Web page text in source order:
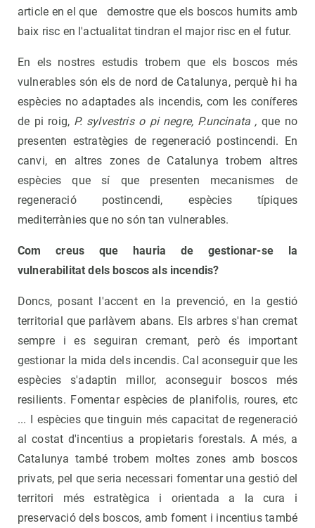
article en el que demostre que els boscos humits amb
baix risc en l'actualitat tindran el major risc en el futur.
En els nostres estudis trobem que els boscos més
vulnerables són els de nord de Catalunya, perquè hi ha
espècies no adaptades als incendis, com les coníferes
de pi roig, P. sylvestris o pi negre, P.uncinata , que no
presenten estratègies de regeneració postincendi. En
canvi, en altres zones de Catalunya trobem altres
espècies que sí que presenten mecanismes de
regeneració postincendi, espècies típiques
mediterrànies que no són tan vulnerables.
Com creus que hauria de gestionar-se la
vulnerabilitat dels boscos als incendis?
Doncs, posant l'accent en la prevenció, en la gestió
territorial que parlàvem abans. Els arbres s'han cremat
sempre i es seguiran cremant, però és important
gestionar la mida dels incendis. Cal aconseguir que les
espècies s'adaptin millor, aconseguir boscos més
resilients. Fomentar espècies de planifolis, roures, etc
... I espècies que tinguin més capacitat de regeneració
al costat d'incentius a propietaris forestals. A més, a
Catalunya també trobem moltes zones amb boscos
privats, pel que seria necessari fomentar una gestió del
territori més estratègica i orientada a la cura i
preservació dels boscos, amb foment i incentius també